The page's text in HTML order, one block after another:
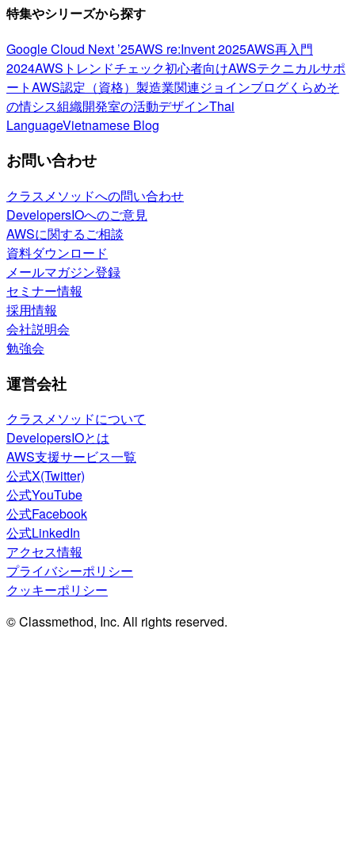
特集やシリーズから探す
Google Cloud Next ’25AWS re:Invent 2025AWS再入門
2024AWSトレンドチェック初心者向けAWSテクニカルサポ
ートAWS認定（資格） 製造業関連ジョインブログくらめそ
の情シス組織開発室の活動デザインThai
LanguageVietnamese Blog
お問い合わせ
クラスメソッドへの問い合わせ
DevelopersIOへのご意見
AWSに関するご相談
資料ダウンロード
メールマガジン登録
セミナー情報
採用情報
会社説明会
勉強会
運営会社
クラスメソッドについて
DevelopersIOとは
AWS支援サービス一覧
公式X(Twitter)
公式YouTube
公式Facebook
公式LinkedIn
アクセス情報
プライバシーポリシー
クッキーポリシー
© Classmethod, Inc. All rights reserved.